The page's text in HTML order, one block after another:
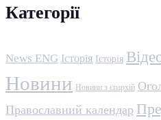
Категорії
News ENG Історія Історія
Новини Новини з єпархій
Православний календар